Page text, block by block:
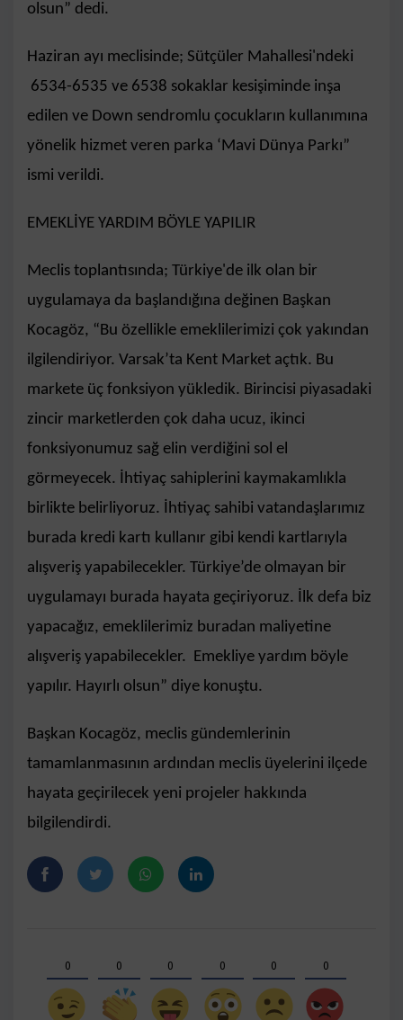
olsun” dedi.
Haziran ayı meclisinde; Sütçüler Mahallesi'ndeki
6534-6535 ve 6538 sokaklar kesişiminde inşa
edilen ve Down sendromlu çocukların kullanımına
yönelik hizmet veren parka ‘Mavi Dünya Parkı”
ismi verildi.
EMEKLİYE YARDIM BÖYLE YAPILIR
Meclis toplantısında; Türkiye'de ilk olan bir
uygulamaya da başlandığına değinen Başkan
Kocagöz, “Bu özellikle emeklilerimizi çok yakından
ilgilendiriyor. Varsak’ta Kent Market açtık. Bu
markete üç fonksiyon yükledik. Birincisi piyasadaki
zincir marketlerden çok daha ucuz, ikinci
fonksiyonumuz sağ elin verdiğini sol el
görmeyecek. İhtiyaç sahiplerini kaymakamlıkla
birlikte belirliyoruz. İhtiyaç sahibi vatandaşlarımız
burada kredi kartı kullanır gibi kendi kartlarıyla
alışveriş yapabilecekler. Türkiye’de olmayan bir
uygulamayı burada hayata geçiriyoruz. İlk defa biz
yapacağız, emeklilerimiz buradan maliyetine
alışveriş yapabilecekler. Emekliye yardım böyle
yapılır. Hayırlı olsun” diye konuştu.
Başkan Kocagöz, meclis gündemlerinin
tamamlanmasının ardından meclis üyelerini ilçede
hayata geçirilecek yeni projeler hakkında
bilgilendirdi.
0 0 0 0 0 0